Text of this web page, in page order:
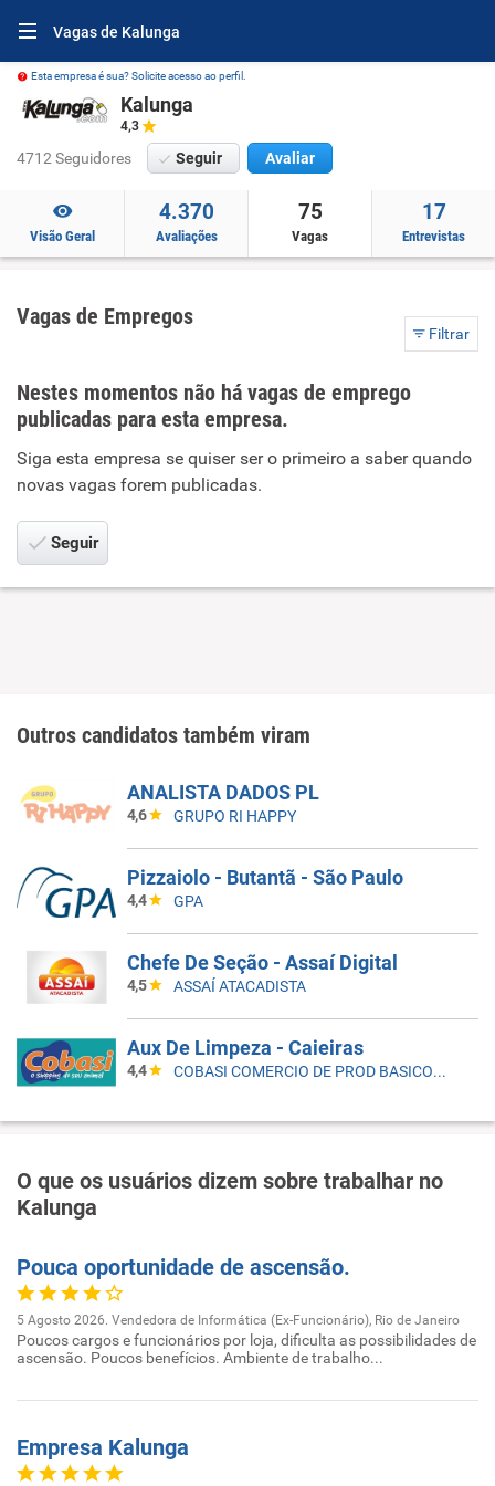
Vagas de Kalunga
Esta empresa é sua? Solicite acesso ao perfil.
Kalunga
4,3
4712 Seguidores Seguir Avaliar
Visão Geral
4.370
Avaliações
75
Vagas
17
Entrevistas
Vagas de Empregos
Filtrar
Nestes momentos não há vagas de emprego
publicadas para esta empresa.
Siga esta empresa se quiser ser o primeiro a saber quando
novas vagas forem publicadas.
Seguir
Outros candidatos também viram
ANALISTA DADOS PL
4,6 GRUPO RI HAPPY
Pizzaiolo - Butantã - São Paulo
4,4 GPA
Chefe De Seção - Assaí Digital
4,5 ASSAÍ ATACADISTA
Aux De Limpeza - Caieiras
4,4 COBASI COMERCIO DE PROD BASICOS E INDUSTRIALIZADOS LTDA
O que os usuários dizem sobre trabalhar no
Kalunga
Pouca oportunidade de ascensão.
5 Agosto 2026. Vendedora de Informática (Ex-Funcionário), Rio de Janeiro
Poucos cargos e funcionários por loja, dificulta as possibilidades de
ascensão. Poucos benefícios. Ambiente de trabalho...
Empresa Kalunga